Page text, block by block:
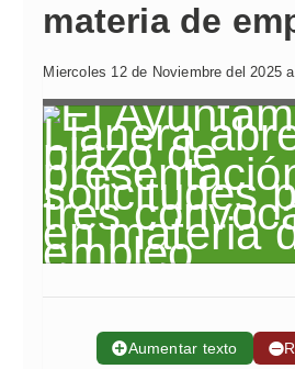
materia de
Miercoles 12 de Noviembre del 2025
➕Aumentar texto ➖